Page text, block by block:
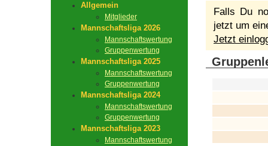
Allgemein
Mitglieder
Mannschaftsliga 2026
Mannschaftswertung
Gruppenwertung
Mannschaftsliga 2025
Mannschaftswertung
Gruppenwertung
Mannschaftsliga 2024
Mannschaftswertung
Gruppenwertung
Mannschaftsliga 2023
Mannschaftswertung
Falls Du
jetzt um
Jetzt